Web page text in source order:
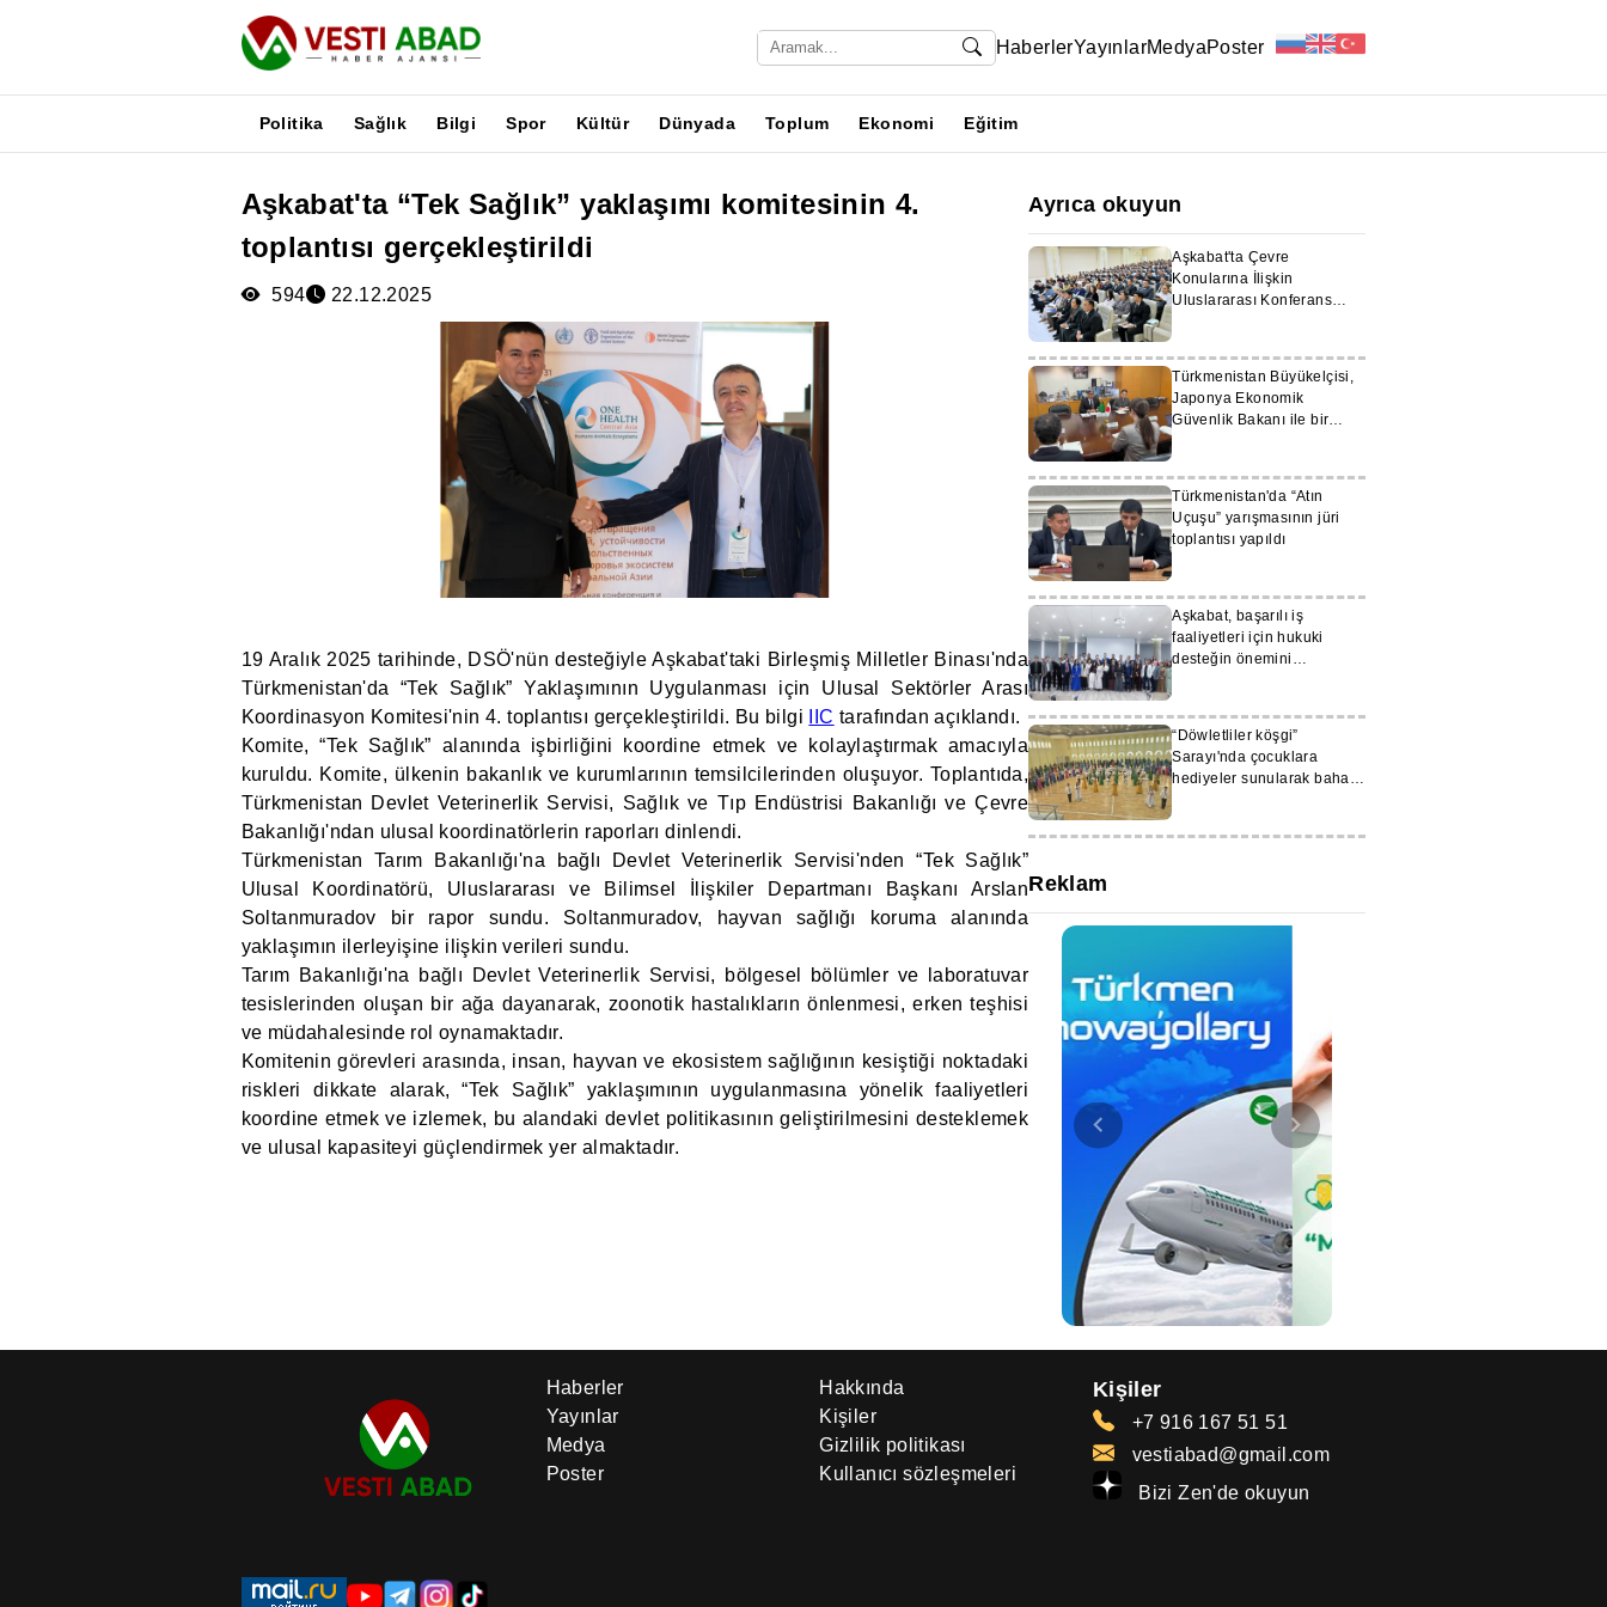
HaberlerYayınlarMedyaPoster
Politika Sağlık Bilgi Spor Kültür Dünyada Toplum Ekonomi Eğitim
Aşkabat'ta “Tek Sağlık” yaklaşımı komitesinin 4.
toplantısı gerçekleştirildi
594 22.12.2025
19 Aralık 2025 tarihinde, DSÖ'nün desteğiyle Aşkabat'taki Birleşmiş Milletler Binası'nda
Türkmenistan'da “Tek Sağlık” Yaklaşımının Uygulanması için Ulusal Sektörler Arası
Koordinasyon Komitesi'nin 4. toplantısı gerçekleştirildi. Bu bilgi
IIC tarafından açıklandı.
Komite, “Tek Sağlık” alanında işbirliğini koordine etmek ve kolaylaştırmak amacıyla
kuruldu. Komite, ülkenin bakanlık ve kurumlarının temsilcilerinden oluşuyor. Toplantıda,
Türkmenistan Devlet Veterinerlik Servisi, Sağlık ve Tıp Endüstrisi Bakanlığı ve Çevre
Bakanlığı'ndan ulusal koordinatörlerin raporları dinlendi.
Türkmenistan Tarım Bakanlığı'na bağlı Devlet Veterinerlik Servisi'nden “Tek Sağlık”
Ulusal Koordinatörü, Uluslararası ve Bilimsel İlişkiler Departmanı Başkanı Arslan
Soltanmuradov bir rapor sundu. Soltanmuradov, hayvan sağlığı koruma alanında
yaklaşımın ilerleyişine ilişkin verileri sundu.
Tarım Bakanlığı'na bağlı Devlet Veterinerlik Servisi, bölgesel bölümler ve laboratuvar
tesislerinden oluşan bir ağa dayanarak, zoonotik hastalıkların önlenmesi, erken teşhisi
ve müdahalesinde rol oynamaktadır.
Komitenin görevleri arasında, insan, hayvan ve ekosistem sağlığının kesiştiği noktadaki
riskleri dikkate alarak, “Tek Sağlık” yaklaşımının uygulanmasına yönelik faaliyetleri
koordine etmek ve izlemek, bu alandaki devlet politikasının geliştirilmesini desteklemek
ve ulusal kapasiteyi güçlendirmek yer almaktadır.
Ayrıca okuyun
Aşkabat'ta Çevre
Konularına İlişkin
Uluslararası Konferans
Türkmenistan Büyükelçisi,
Japonya Ekonomik
Güvenlik Bakanı ile bir
Türkmenistan'da “Atın
Uçuşu” yarışmasının jüri
toplantısı yapıldı
Aşkabat, başarılı iş
faaliyetleri için hukuki
desteğin önemini
“Döwletliler köşgi”
Sarayı'nda çocuklara
hediyeler sunularak bahar
Reklam
Haberler
Yayınlar
Medya
Poster
Hakkında
Kişiler
Gizlilik politikası
Kullanıcı sözleşmeleri
Kişiler
+7 916 167 51 51
vestiabad@gmail.com
Bizi Zen'de okuyun